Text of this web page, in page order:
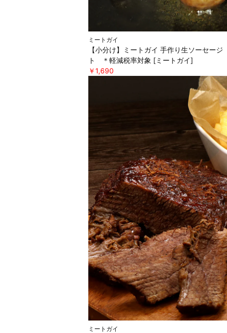
ミートガイ
【小分け】ミートガイ 手作り生ソーセー
ト ＊軽減税率対象 [ミートガイ]
￥1,690
ミートガイ